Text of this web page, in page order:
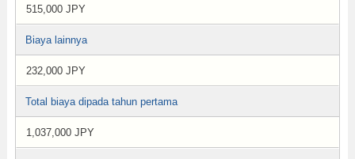
515,000 JPY
Biaya lainnya
232,000 JPY
Total biaya dipada tahun pertama
1,037,000 JPY